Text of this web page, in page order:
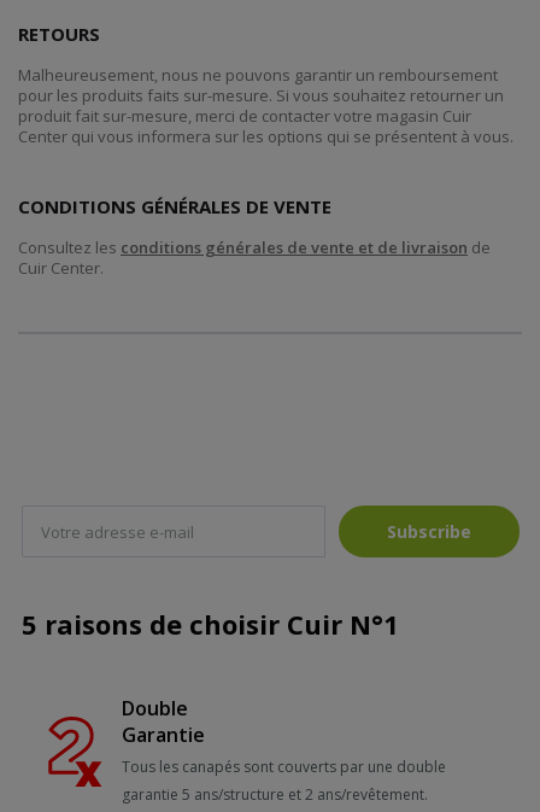
RETOURS
Malheureusement, nous ne pouvons garantir un remboursement
pour les produits faits sur-mesure. Si vous souhaitez retourner un
produit fait sur-mesure, merci de contacter votre magasin Cuir
Center qui vous informera sur les options qui se présentent à vous.
CONDITIONS GÉNÉRALES DE VENTE
Consultez les conditions générales de vente et de livraison de
Cuir Center.
Subscribe
5 raisons de choisir Cuir N°1
Double
Garantie
Tous les canapés sont couverts par une double
garantie 5 ans/structure et 2 ans/revêtement.